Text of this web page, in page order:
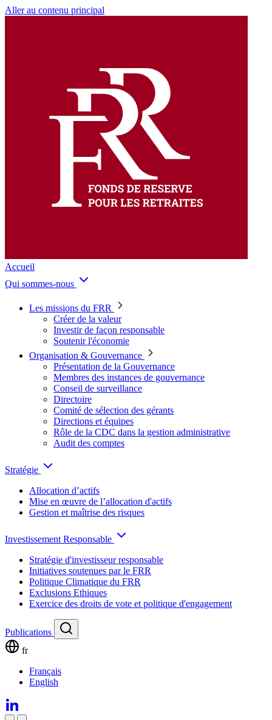
Aller au contenu principal
Accueil
Qui sommes-nous
Les missions du FRR
Créer de la valeur
Investir de façon responsable
Soutenir l'économie
Organisation & Gouvernance
Présentation de la Gouvernance
Membres des instances de gouvernance
Conseil de surveillance
Directoire
Comité de sélection des gérants
Directions et équipes
Rôle de la CDC dans la gestion administrative
Audit des comptes
Stratégie
Allocation d’actifs
Mise en œuvre de l’allocation d'actifs
Gestion et maîtrise des risques
Investissement Responsable
Stratégie d'investisseur responsable
Initiatives soutenues par le FRR
Politique Climatique du FRR
Exclusions Ethiques
Exercice des droits de vote et politique d'engagement
Publications
fr
Français
English